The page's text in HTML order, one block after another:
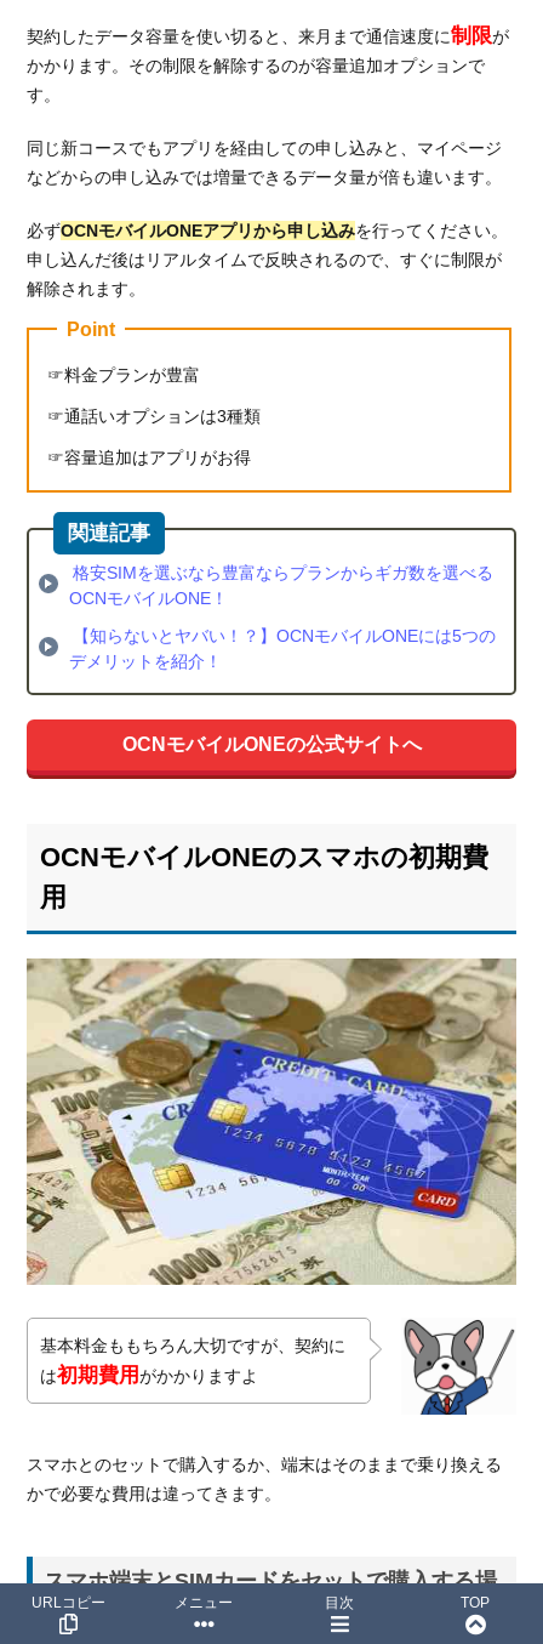
契約したデータ容量を使い切ると、来月まで通信速度に制限が
かかります。その制限を解除するのが容量追加オプションで
す。
同じ新コースでもアプリを経由しての申し込みと、マイページ
などからの申し込みでは増量できるデータ量が倍も違います。
必ずOCNモバイルONEアプリから申し込みを行ってください。
申し込んだ後はリアルタイムで反映されるので、すぐに制限が
解除されます。
Point
料金プランが豊富
通話いオプションは3種類
容量追加はアプリがお得
格安SIMを選ぶなら豊富ならプランからギガ数を選べる
OCNモバイルONE！
【知らないとヤバい！？】OCNモバイルONEには5つの
デメリットを紹介！
OCNモバイルONEの公式サイトへ
OCNモバイルONEのスマホの初期費
用
基本料金ももちろん大切ですが、契約に
は初期費用がかかりますよ
スマホとのセットで購入するか、端末はそのままで乗り換える
かで必要な費用は違ってきます。
スマホ端末とSIMカードをセットで購入する場
合
URLコピー メニュー 目次 TOP